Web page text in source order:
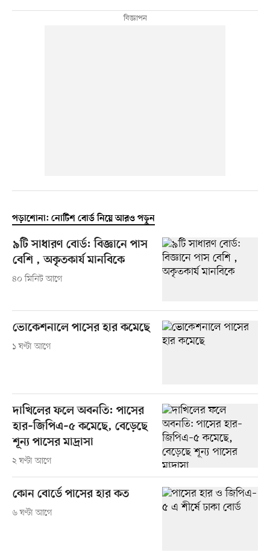
পড়াশোনা: নোটিশ বোর্ড নিয়ে আরও পড়ুন
৯টি সাধারণ বোর্ড: বিজ্ঞানে পাস
বেশি , অকৃতকার্য মানবিকে
৪০ মিনিট আগে
ভোকেশনালে পাসের হার কমেছে
১ ঘণ্টা আগে
দাখিলের ফলে অবনতি: পাসের
হার–জিপিএ–৫ কমেছে, বেড়েছে
শূন্য পাসের মাদ্রাসা
২ ঘণ্টা আগে
কোন বোর্ডে পাসের হার কত
৬ ঘণ্টা আগে